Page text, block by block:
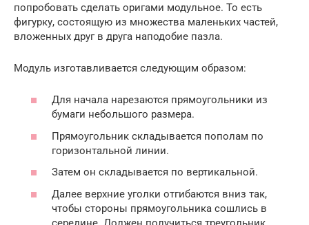
попробовать сделать оригами модульное. То есть
фигурку, состоящую из множества маленьких частей,
вложенных друг в друга наподобие пазла.
Модуль изготавливается следующим образом:
Для начала нарезаются прямоугольники из
бумаги небольшого размера.
Прямоугольник складывается пополам по
горизонтальной линии.
Затем он складывается по вертикальной.
Далее верхние уголки отгибаются вниз так,
чтобы стороны прямоугольника сошлись в